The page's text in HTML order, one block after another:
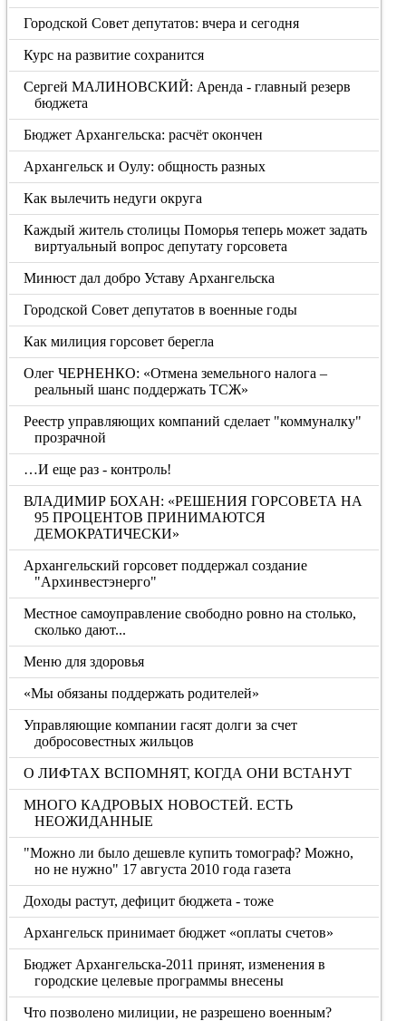
Городской Совет депутатов: вчера и сегодня
Курс на развитие сохранится
Сергей МАЛИНОВСКИЙ: Аренда - главный резерв
бюджета
Бюджет Архангельска: расчёт окончен
Архангельск и Оулу: общность разных
Как вылечить недуги округа
Каждый житель столицы Поморья теперь может задать
виртуальный вопрос депутату горсовета
Минюст дал добро Уставу Архангельска
Городской Совет депутатов в военные годы
Как милиция горсовет берегла
Олег ЧЕРНЕНКО: «Отмена земельного налога –
реальный шанс поддержать ТСЖ»
Реестр управляющих компаний сделает "коммуналку"
прозрачной
…И еще раз - контроль!
ВЛАДИМИР БОХАН: «РЕШЕНИЯ ГОРСОВЕТА НА
95 ПРОЦЕНТОВ ПРИНИМАЮТСЯ
ДЕМОКРАТИЧЕСКИ»
Архангельский горсовет поддержал создание
"Архинвестэнерго"
Местное самоуправление свободно ровно на столько,
сколько дают...
Меню для здоровья
«Мы обязаны поддержать родителей»
Управляющие компании гасят долги за счет
добросовестных жильцов
О ЛИФТАХ ВСПОМНЯТ, КОГДА ОНИ ВСТАНУТ
МНОГО КАДРОВЫХ НОВОСТЕЙ. ЕСТЬ
НЕОЖИДАННЫЕ
"Можно ли было дешевле купить томограф? Можно,
но не нужно" 17 августа 2010 года газета
Доходы растут, дефицит бюджета - тоже
Архангельск принимает бюджет «оплаты счетов»
Бюджет Архангельска-2011 принят, изменения в
городские целевые программы внесены
Что позволено милиции, не разрешено военным?